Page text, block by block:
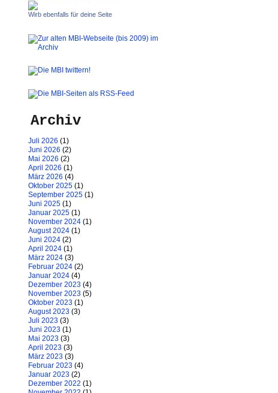
Wirb ebenfalls für deine Seite
Archiv
Juli 2026 (1)
Juni 2026 (2)
Mai 2026 (2)
April 2026 (1)
März 2026 (4)
Oktober 2025 (1)
September 2025 (1)
Juni 2025 (1)
Januar 2025 (1)
November 2024 (1)
August 2024 (1)
Juni 2024 (2)
April 2024 (1)
März 2024 (3)
Februar 2024 (2)
Januar 2024 (4)
Dezember 2023 (4)
November 2023 (5)
Oktober 2023 (1)
August 2023 (3)
Juli 2023 (3)
Juni 2023 (1)
Mai 2023 (3)
April 2023 (3)
März 2023 (3)
Februar 2023 (4)
Januar 2023 (2)
Dezember 2022 (1)